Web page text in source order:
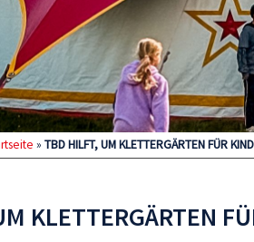
» TBD HILFT, UM KLETTERGÄRTEN FÜR
KLETTERGÄRTEN